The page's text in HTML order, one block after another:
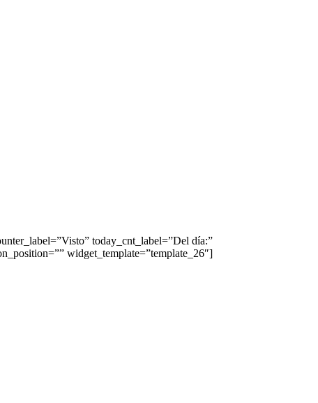
today_cnt_label=”Del día:”
widget_template=”template_26″]